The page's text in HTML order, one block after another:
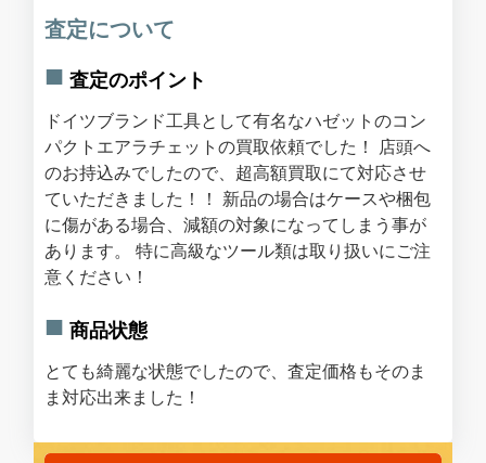
査定について
査定のポイント
ドイツブランド工具として有名なハゼットのコン
パクトエアラチェットの買取依頼でした！ 店頭へ
のお持込みでしたので、超高額買取にて対応させ
ていただきました！！ 新品の場合はケースや梱包
に傷がある場合、減額の対象になってしまう事が
あります。 特に高級なツール類は取り扱いにご注
意ください！
商品状態
とても綺麗な状態でしたので、査定価格もそのま
ま対応出来ました！